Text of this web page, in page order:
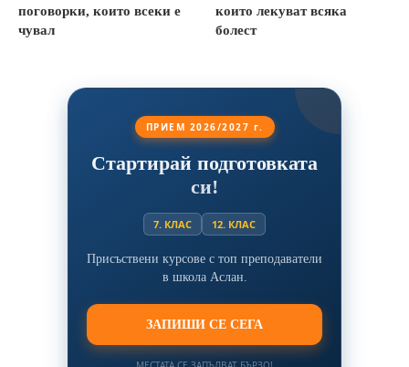
поговорки, които всеки е
чувал
които лекуват всяка
болест
ПРИЕМ 2026/2027 г.
Стартирай подготовката
си!
7. КЛАС 12. КЛАС
Присъствени курсове с топ преподаватели
в школа Аслан.
ЗАПИШИ СЕ СЕГА